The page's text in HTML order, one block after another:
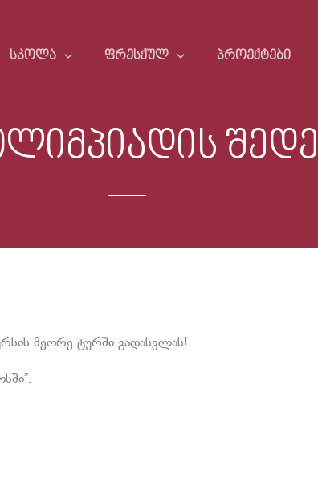
ᲡᲙᲝᲚᲐ ᲤᲠᲔᲡᲥᲣᲚ ᲞᲠᲝᲔᲥᲢᲔᲑᲘ
მეორე ტურში გადასვლას!